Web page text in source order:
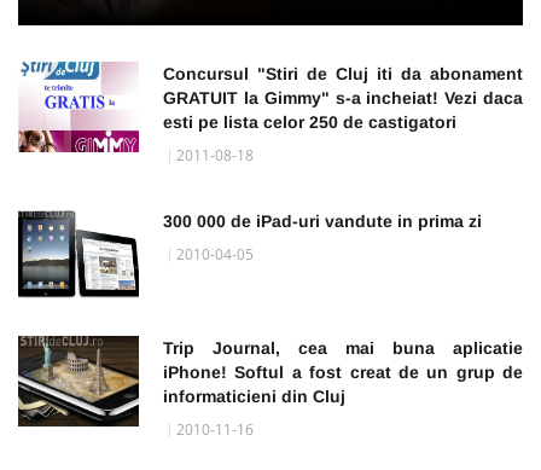
Concursul "Stiri de Cluj iti da abonament
GRATUIT la Gimmy" s-a incheiat! Vezi daca
esti pe lista celor 250 de castigatori
2011-08-18
300 000 de iPad-uri vandute in prima zi
2010-04-05
Trip Journal, cea mai buna aplicatie
iPhone! Softul a fost creat de un grup de
informaticieni din Cluj
2010-11-16